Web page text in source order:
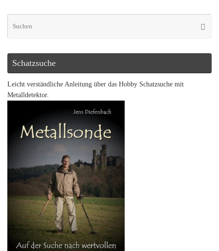
Schatzsuche
Leicht verständliche Anleitung über das Hobby Schatzsuche mit
Metalldetektor.